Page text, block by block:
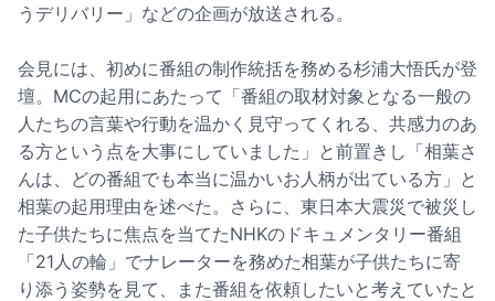
うデリバリー」などの企画が放送される。
会見には、初めに番組の制作統括を務める杉浦大悟氏が登
壇。MCの起用にあたって「番組の取材対象となる一般の
人たちの言葉や行動を温かく見守ってくれる、共感力のあ
る方という点を大事にしていました」と前置きし「相葉さ
んは、どの番組でも本当に温かいお人柄が出ている方」と
相葉の起用理由を述べた。さらに、東日本大震災で被災し
た子供たちに焦点を当てたNHKのドキュメンタリー番組
「21人の輪」でナレーターを務めた相葉が子供たちに寄
り添う姿勢を見て、また番組を依頼したいと考えていたと